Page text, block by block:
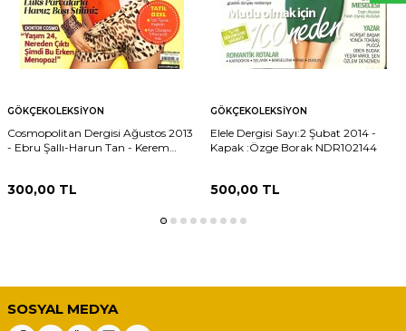
GÖKÇEKOLEKSIYON
Cosmopolitan Dergisi Ağustos 2013
- Ebru Şallı-Harun Tan - Kerem
300,00 TL
GÖKÇEKOLEKSIYON
Elele Dergisi Sayı:2 Şubat 2014 -
Kapak :Özge Borak NDR102144
500,00TL
SOSYAL MEDYA